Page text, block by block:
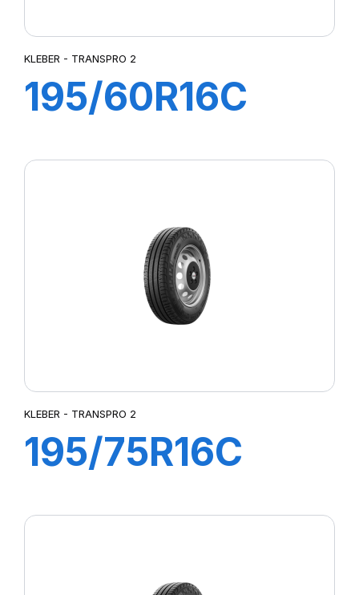
KLEBER - TRANSPRO 2
195/60R16C
KLEBER - TRANSPRO 2
195/75R16C